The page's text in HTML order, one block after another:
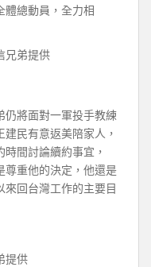
體總動員，全力相
兄弟提供
仍將面對一軍投手教練
民有意返美陪家人，
間討論續約事宜，
尊重他的決定，他還是
回台灣工作的主要目
提供